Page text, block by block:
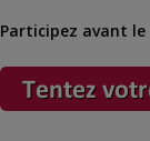
Participez avant le